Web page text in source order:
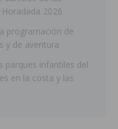
2026
programación de
y de aventura
parques infantiles del
en la costa y las